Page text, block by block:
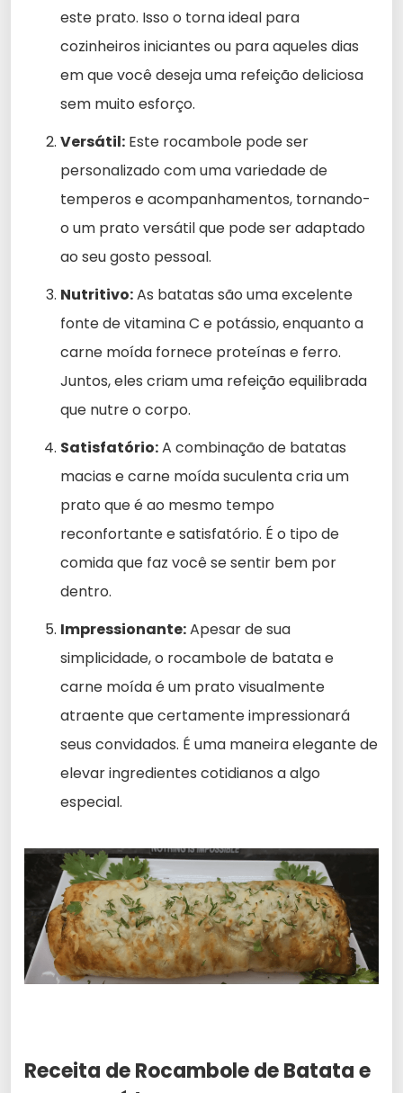
este prato. Isso o torna ideal para
cozinheiros iniciantes ou para aqueles dias
em que você deseja uma refeição deliciosa
sem muito esforço.
Versátil: Este rocambole pode ser
personalizado com uma variedade de
temperos e acompanhamentos, tornando-
o um prato versátil que pode ser adaptado
ao seu gosto pessoal.
Nutritivo:As batatas são uma excelente
fonte de vitamina C e potássio, enquanto a
carne moída fornece proteínas e ferro.
Juntos, eles criam uma refeição equilibrada
que nutre o corpo.
Satisfatório:A combinação de batatas
macias e carne moída suculenta cria um
prato que é ao mesmo tempo
reconfortante e satisfatório. É o tipo de
comida que faz você se sentir bem por
dentro.
Impressionante:Apesar de sua
simplicidade, o rocambole de batata e
carne moída é um prato visualmente
atraente que certamente impressionará
seus convidados. É uma maneira elegante de
elevar ingredientes cotidianos a algo
especial.
Receita de Rocambole de Batata e